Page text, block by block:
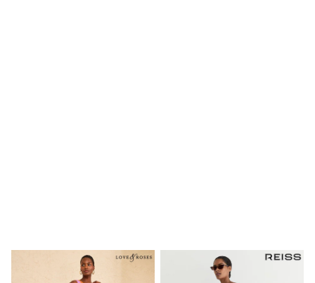
Shorts & Skirts
Coats & Jackets
Sweatshirts & Hoodies